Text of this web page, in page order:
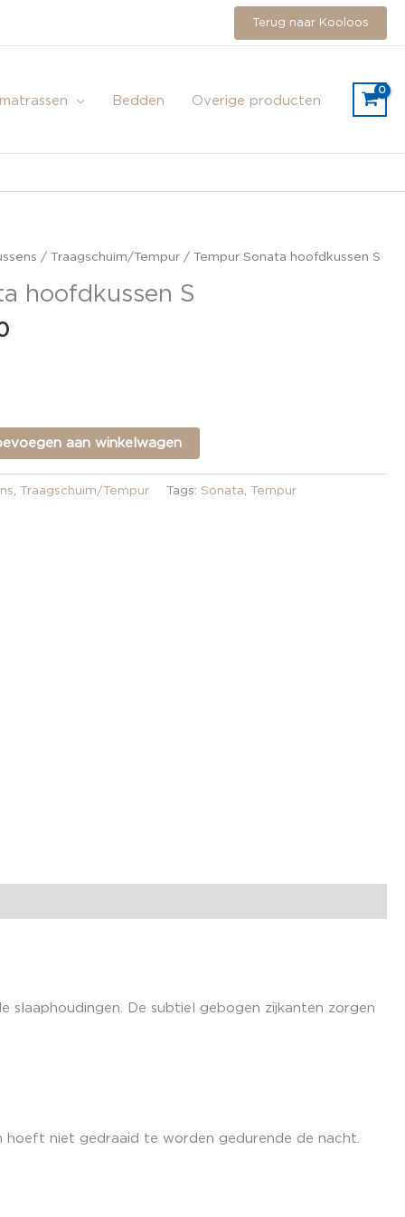
Terug naar Kooloos
Bedden Overige producten
/Traagschuim/Tempur / Tempur Sonata hoofdkussen S
hoofdkussen S
Huidige
is:
€136,00.
aan winkelwagen
,Traagschuim/Tempur Tags:Sonata,Tempur
De subtiel gebogen zijkanten zorgen
hoeft niet gedraaid te worden gedurende de nacht.